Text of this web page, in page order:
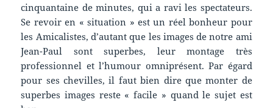
cinquantaine de minutes, qui a ravi les spectateurs.
Se revoir en « situation » est un réel bonheur pour
les Amicalistes, d’autant que les images de notre ami
Jean-Paul sont superbes, leur montage très
professionnel et l’humour omniprésent. Par égard
pour ses chevilles, il faut bien dire que monter de
superbes images reste « facile » quand le sujet est